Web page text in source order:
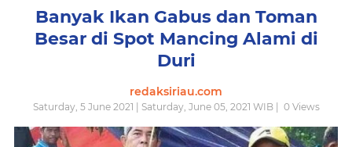
Banyak Ikan Gabus dan Toman
Besar di Spot Mancing Alami di
Duri
redaksiriau.com
Saturday, 5 June 2021 | Saturday, June 05, 2021 WIB | 0Views